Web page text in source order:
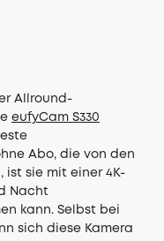
Allround-
eufyCam S330
Abo, die von den
ist sie mit einer 4K-
Nacht
kann. Selbst bei
sich diese Kamera